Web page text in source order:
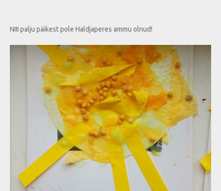
NIII palju päikest pole Haldjaperes ammu olnud!